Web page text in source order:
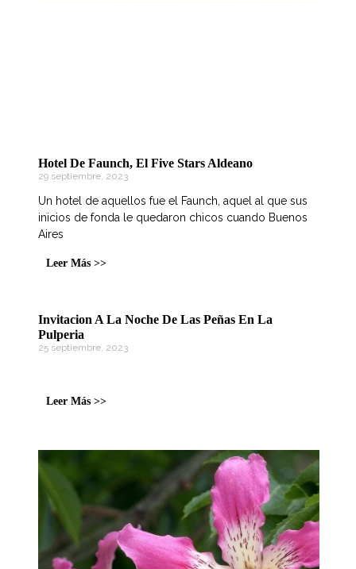
Hotel De Faunch, El Five Stars Aldeano
29 septiembre, 2023
Un hotel de aquellos fue el Faunch, aquel al que sus
inicios de fonda le quedaron chicos cuando Buenos
Aires
Leer Más >>
Invitacion A La Noche De Las Peñas En La
Pulperia
25 septiembre, 2023
Leer Más >>